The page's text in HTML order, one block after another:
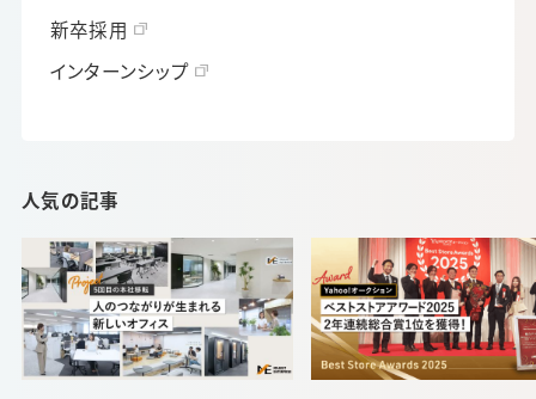
新卒採用
インターンシップ
人気の記事